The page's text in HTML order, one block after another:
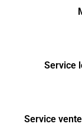
Service
Service